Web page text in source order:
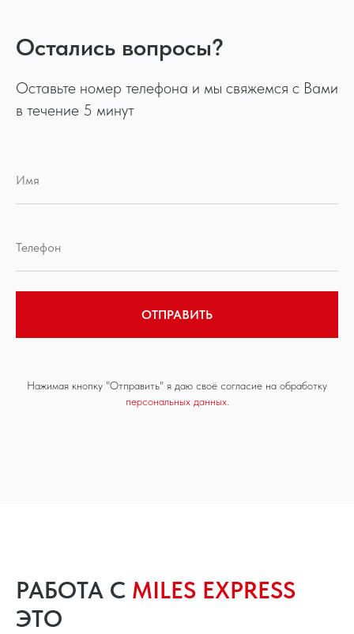
Остались вопросы?
Оставьте номер телефона и мы свяжемся с Вами
в течение 5 минут
ОТПРАВИТЬ
Нажимая кнопку "Отправить" я даю своё согласие на обработку
персональных данных.
РАБОТА С MILES EXPRESS
ЭТО